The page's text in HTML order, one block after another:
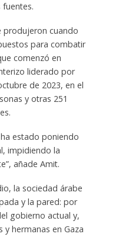
produjeron cuando
para combatir
comenzó en
liderado por
de 2023, en el
y otras 251
estado poniendo
impidiendo la
añade Amit.
la sociedad árabe
y la pared: por
gobierno actual y,
hermanas en Gaza